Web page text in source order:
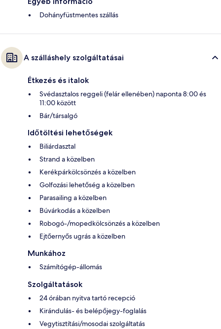
Dohányfüstmentes szállás
A szálláshely szolgáltatásai
Étkezés és italok
Svédasztalos reggeli (felár ellenében) naponta 8:00 és
11:00 között
Bár/társalgó
Időtöltési lehetőségek
Biliárdasztal
Strand a közelben
Kerékpárkölcsönzés a közelben
Golfozási lehetőség a közelben
Parasailing a közelben
Búvárkodás a közelben
Robogó-/mopedkölcsönzés a közelben
Ejtőernyős ugrás a közelben
Munkához
Számítógép-állomás
Szolgáltatások
24 órában nyitva tartó recepció
Kirándulás- és belépőjegy-foglalás
Vegytisztítási/mosodai szolgáltatás